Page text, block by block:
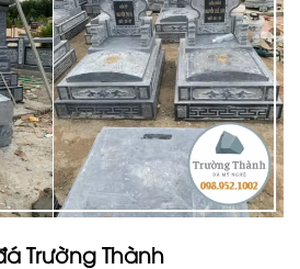
Trường Thành